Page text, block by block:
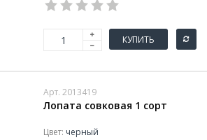
КУПИТЬ
Арт. 2013419
Лопата совковая 1 сорт
Цвет: черный